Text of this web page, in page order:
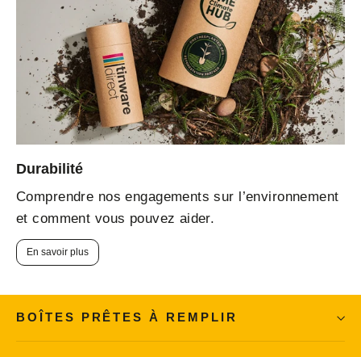
Durabilité
Comprendre nos engagements sur l’environnement
et comment vous pouvez aider.
En savoir plus
BOÎTES PRÊTES À REMPLIR